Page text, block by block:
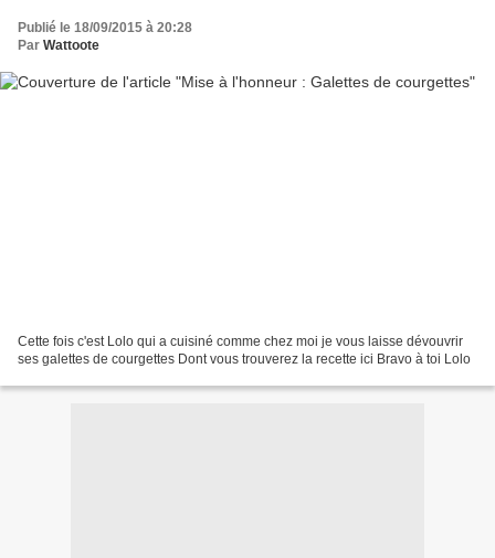
Publié le 18/09/2015 à 20:28
Par Wattoote
Cette fois c'est Lolo qui a cuisiné comme chez moi je vous laisse dévouvrir
ses galettes de courgettes Dont vous trouverez la recette ici Bravo à toi Lolo